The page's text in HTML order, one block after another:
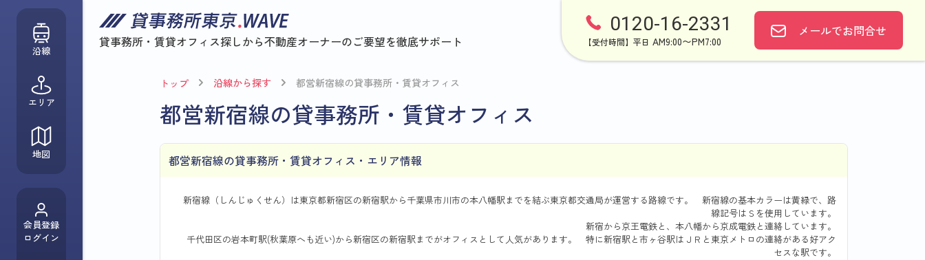
貸事務所・賃貸オフィス探しから不動産オーナーのご要望を徹底サポート
0120-16-2331
【受付時間】平日 AM9:00〜PM7:00
メールでお問合せ
沿線
エリア
地図
会員登録
ログイン
トップ 沿線から探す 都営新宿線の貸事務所・賃貸オフィス
都営新宿線の貸事務所・賃貸オフィス
都営新宿線の貸事務所・賃貸オフィス・エリア情報
新宿線（しんじゅくせん）は東京都新宿区の新宿駅から千葉県市川市の本八幡駅までを結ぶ東京都交通局が運営する路線です。 新宿線の基本カラーは黄緑で、路
線記号はＳを使用しています。
新宿から京王電鉄と、本八幡から京成電鉄と連絡しています。
千代田区の岩本町駅(秋葉原へも近い)から新宿区の新宿駅までがオフィスとして人気があります。 特に新宿駅と市ヶ谷駅はＪＲと東京メトロの連絡がある好アク
セスな駅です。